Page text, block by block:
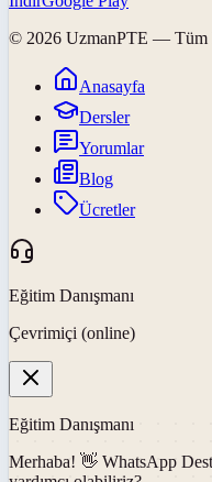
© 2026 UzmanPTE — Tüm
Anasayfa
Dersler
Yorumlar
Blog
Ücretler
Eğitim Danışmanı
Çevrimiçi (online)
Eğitim Danışmanı
Merhaba! 👋 WhatsApp